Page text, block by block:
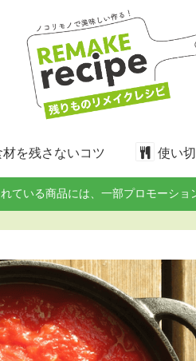
材を残さないコツ 使い
ている商品には、一部プロモーショ